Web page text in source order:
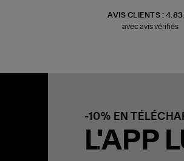
AVIS CLIENTS :
avec avis vérifiés
-10% EN
L'APP